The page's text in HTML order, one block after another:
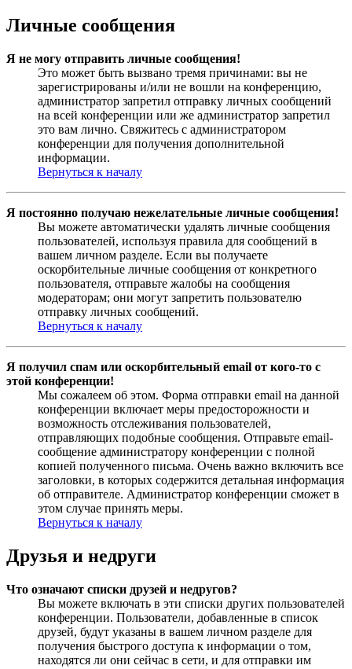
Личные сообщения
Я не могу отправить личные сообщения!
Это может быть вызвано тремя причинами: вы не
зарегистрированы и/или не вошли на конференцию,
администратор запретил отправку личных сообщений
на всей конференции или же администратор запретил
это вам лично. Свяжитесь с администратором
конференции для получения дополнительной
информации.
Вернуться к началу
Я постоянно получаю нежелательные личные сообщения!
Вы можете автоматически удалять личные сообщения
пользователей, используя правила для сообщений в
вашем личном разделе. Если вы получаете
оскорбительные личные сообщения от конкретного
пользователя, отправьте жалобы на сообщения
модераторам; они могут запретить пользователю
отправку личных сообщений.
Вернуться к началу
Я получил спам или оскорбительный email от кого-то с
этой конференции!
Мы сожалеем об этом. Форма отправки email на данной
конференции включает меры предосторожности и
возможность отслеживания пользователей,
отправляющих подобные сообщения. Отправьте email-
сообщение администратору конференции с полной
копией полученного письма. Очень важно включить все
заголовки, в которых содержится детальная информация
об отправителе. Администратор конференции сможет в
этом случае принять меры.
Вернуться к началу
Друзья и недруги
Что означают списки друзей и недругов?
Вы можете включать в эти списки других пользователей
конференции. Пользователи, добавленные в список
друзей, будут указаны в вашем личном разделе для
получения быстрого доступа к информации о том,
находятся ли они сейчас в сети, и для отправки им